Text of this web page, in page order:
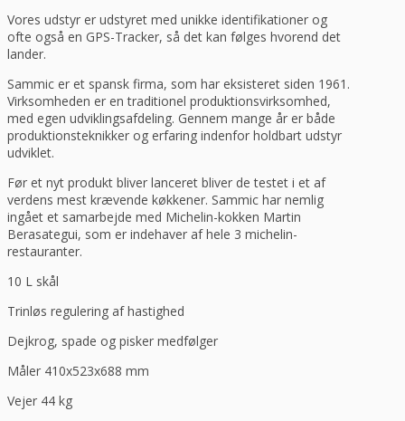
Vores udstyr er udstyret med unikke identifikationer og
ofte også en GPS-Tracker, så det kan følges hvorend det
lander.
Sammic er et spansk firma, som har eksisteret siden 1961.
Virksomheden er en traditionel produktionsvirksomhed,
med egen udviklingsafdeling. Gennem mange år er både
produktionsteknikker og erfaring indenfor holdbart udstyr
udviklet.
Før et nyt produkt bliver lanceret bliver de testet i et af
verdens mest krævende køkkener. Sammic har nemlig
ingået et samarbejde med Michelin-kokken Martin
Berasategui, som er indehaver af hele 3 michelin-
restauranter.
10 L skål
Trinløs regulering af hastighed
Dejkrog, spade og pisker medfølger
Måler 410x523x688 mm
Vejer 44 kg